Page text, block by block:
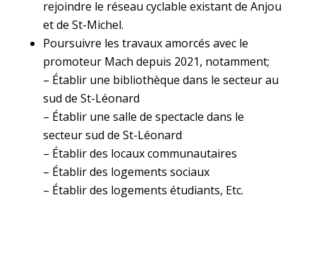
rejoindre le réseau cyclable existant de Anjou
et de St-Michel.
Poursuivre les travaux amorcés avec le
promoteur Mach depuis 2021, notamment;
– Établir une bibliothèque dans le secteur au
sud de St-Léonard
– Établir une salle de spectacle dans le
secteur sud de St-Léonard
– Établir des locaux communautaires
– Établir des logements sociaux
– Établir des logements étudiants, Etc.